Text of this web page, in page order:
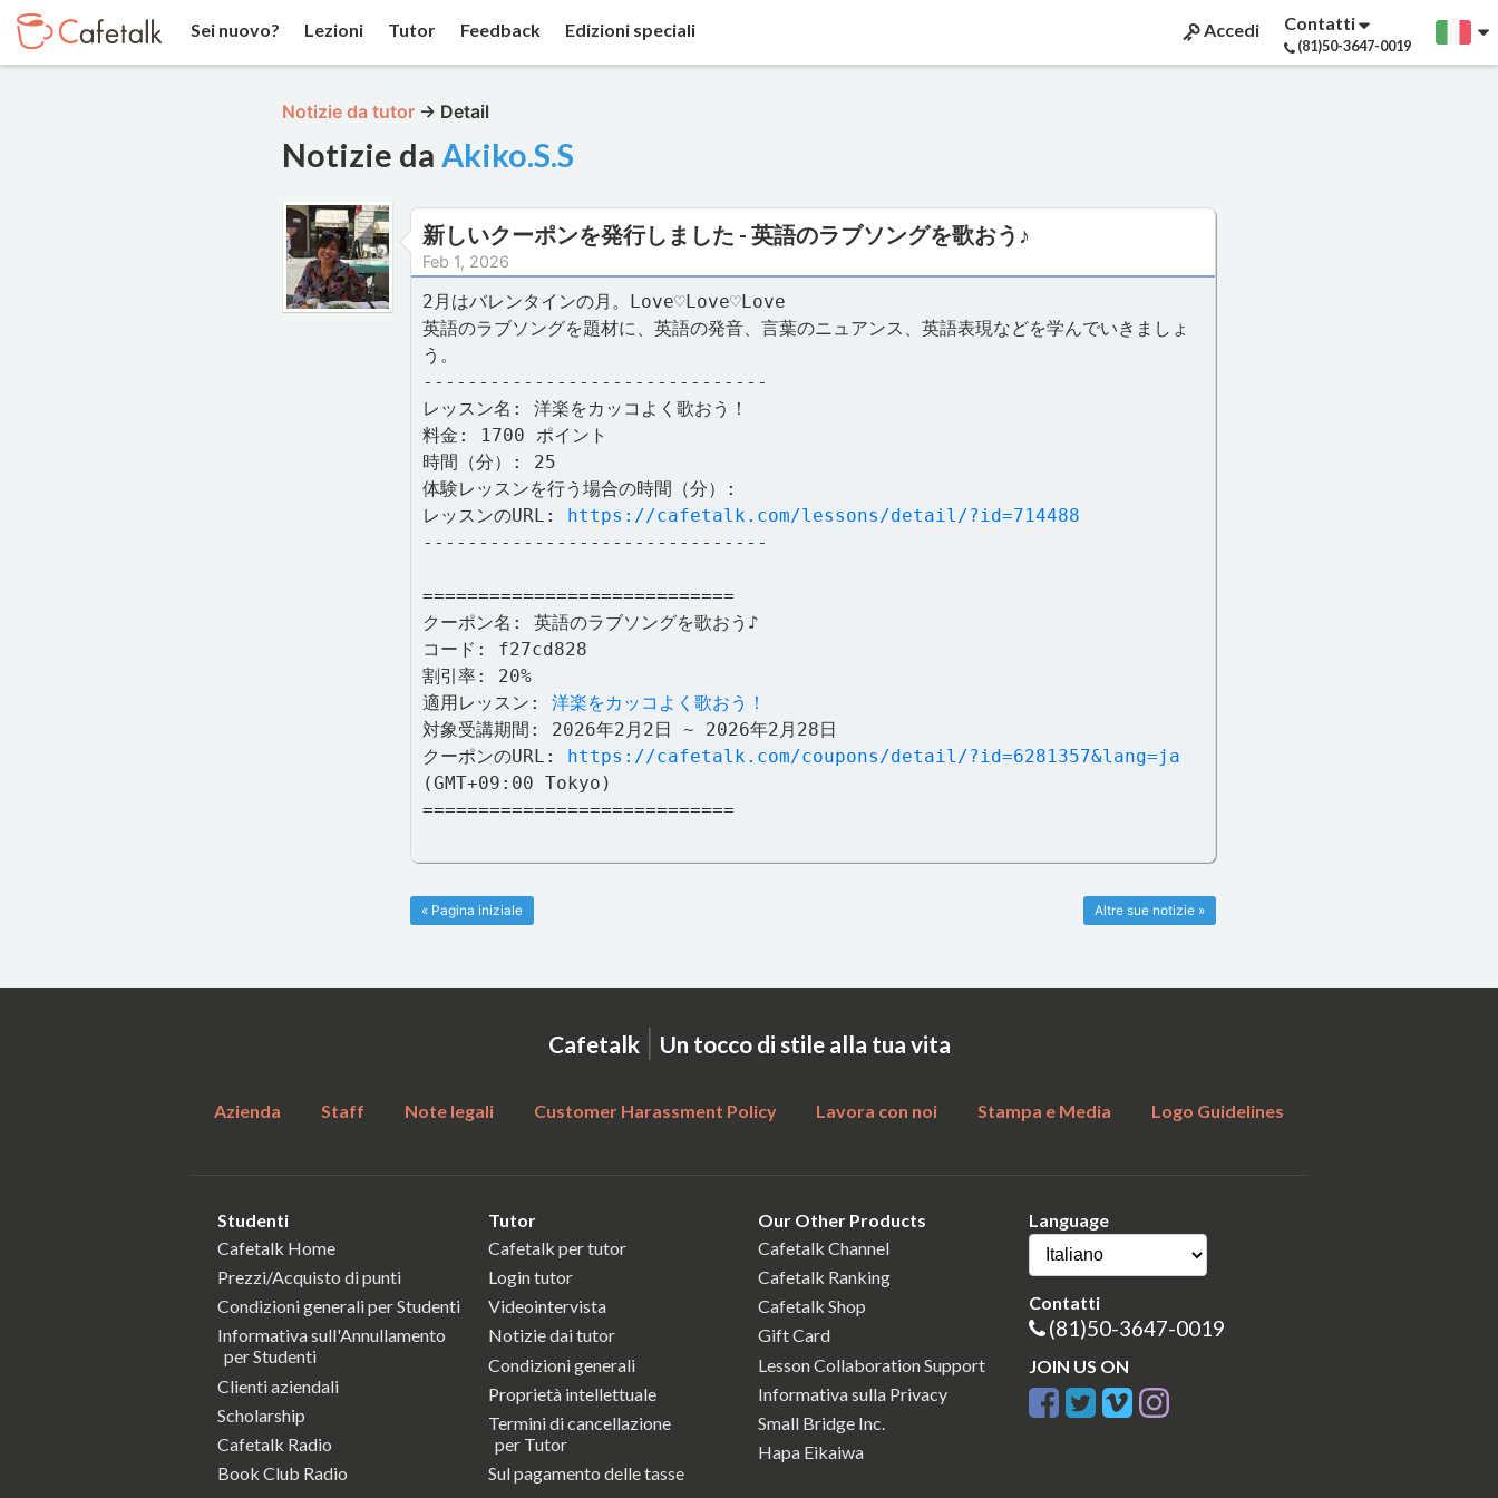
Sei nuovo? Lezioni Tutor Feedback Edizioni speciali Accedi Contatti
(81)50-3647-0019
Notizie da tutor → Detail
Notizie daAkiko.S.S
新しいクーポンを発行しました - 英語のラブソングを歌おう♪
Feb 1, 2026
2月はバレンタインの月。Love♡Love♡Love
英語のラブソングを題材に、英語の発音、言葉のニュアンス、英語表現などを学んでいきましょ
う。
-------------------------------
レッスン名: 洋楽をカッコよく歌おう！
料金: 1700 ポイント
時間（分）: 25
体験レッスンを行う場合の時間（分）:
レッスンのURL: https://cafetalk.com/lessons/detail/?id=714488
-------------------------------
============================
クーポン名: 英語のラブソングを歌おう♪
コード: f27cd828
割引率: 20%
適用レッスン:洋楽をカッコよく歌おう！
対象受講期間: 2026年2月2日 ~ 2026年2月28日
クーポンのURL: https://cafetalk.com/coupons/detail/?id=6281357&lang=ja
(GMT+09:00 Tokyo)
============================
Altre sue notizie »
« Pagina iniziale
Cafetalk | Un tocco di stile alla tua vita
Azienda Staff Note legali Customer Harassment Policy Lavora con noi Stampa e Media Logo Guidelines
Studenti
Cafetalk Home
Prezzi/Acquisto di punti
Condizioni generali per Studenti
Informativa sull'Annullamento
per Studenti
Clienti aziendali
Scholarship
Cafetalk Radio
Book Club Radio
Tutor
Cafetalk per tutor
Login tutor
Videointervista
Notizie dai tutor
Condizioni generali
Proprietà intellettuale
Termini di cancellazione
per Tutor
Sul pagamento delle tasse
Our Other Products
Cafetalk Channel
Cafetalk Ranking
Cafetalk Shop
Gift Card
Lesson Collaboration Support
Informativa sulla Privacy
Small Bridge Inc.
Hapa Eikaiwa
Language
Contatti
(81)50-3647-0019
JOIN US ON